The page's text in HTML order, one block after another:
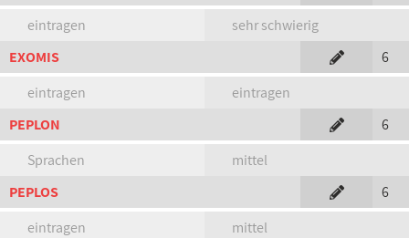
eintragen
sehr schwierig
EXOMIS
6
eintragen
eintragen
PEPLON
6
Sprachen
mittel
PEPLOS
6
eintragen
mittel